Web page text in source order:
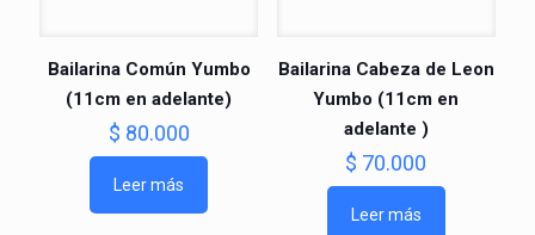
Bailarina Común Yumbo
(11cm en adelante)
$ 80.000
Leer más
Bailarina Cabeza de Leon
Yumbo (11cm en
adelante )
$ 70.000
Leer más